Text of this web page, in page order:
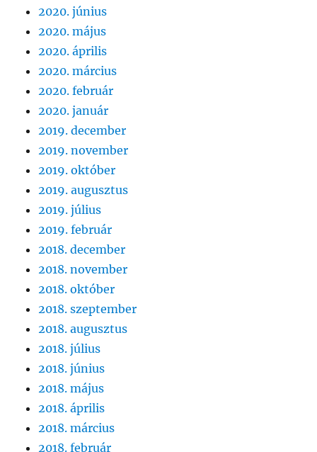
2020. június
2020. május
2020. április
2020. március
2020. február
2020. január
2019. december
2019. november
2019. október
2019. augusztus
2019. július
2019. február
2018. december
2018. november
2018. október
2018. szeptember
2018. augusztus
2018. július
2018. június
2018. május
2018. április
2018. március
2018. február